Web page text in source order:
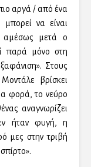
αργά / από ένα
να είναι
αμέσως μετά ο
παρά μόνο στη
Στους
βρίσκει
φορά, το νεύρο
αναγνωρίζει
ήταν φυγή, η
μες στην τριβή